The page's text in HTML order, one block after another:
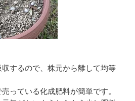
するので、株元から離して均等
っている化成肥料が簡単です。